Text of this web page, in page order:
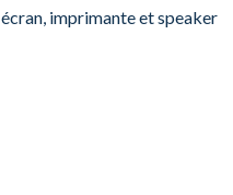
imprimante et speaker